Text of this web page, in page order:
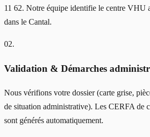
11 62. Notre équipe identifie le centre VHU
dans le Cantal.
02.
Validation & Démarches
Nous vérifions votre dossier (carte grise,
de situation administrative). Les CERFA de
sont générés automatiquement.